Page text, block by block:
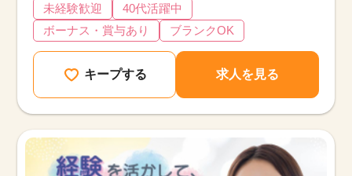
未経験歓迎
40代活躍中
ボーナス・賞与あり
ブランクOK
キープする 求人を見る